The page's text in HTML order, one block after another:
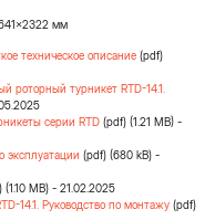
мм
техническое описание (pdf)
роторный турникет RTD-14.1.
серии RTD (pdf) (1.21 MB) -
эксплуатации (pdf) (680 kB) -
(1.10 MB) - 21.02.2025
14.1. Руководство по монтажу (pdf)